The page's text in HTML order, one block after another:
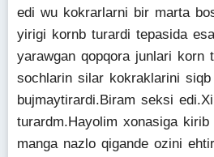
edi wu kokrarlarni bir marta
yirigi kornb turardi tepasida
yarawgan qopqora junlari korn
sochlarin silar kokraklarini
bujmaytirardi.Biram seksi
turardm.Hayolim xonasiga
manga nazlo qigande ozini